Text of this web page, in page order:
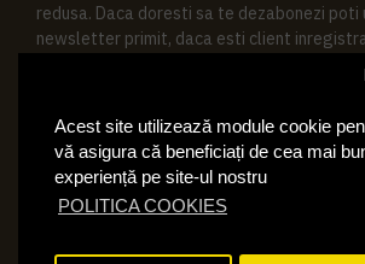
Acest site utilizează module cookie
vă asigura că beneficiați de cea mai
experiență pe site-ul nostru
POLITICA COOKIES
redusa. Daca doresti sa te dezabonezi poti
newsletter primit, daca esti client
speciala in contul tau in acest scop, si de
contacta oricand pe email pentru orice